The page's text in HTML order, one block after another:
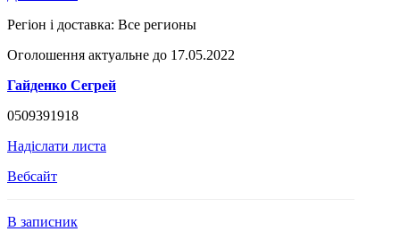
Регіон і доставка: Все регионы
Оголошення актуальне до 17.05.2022
Гайденко Сегрей
0509391918
Надіслати листа
Вебсайт
В записник